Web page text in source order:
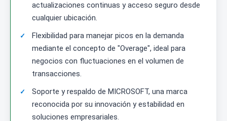
actualizaciones continuas y acceso seguro desde
cualquier ubicación.
Flexibilidad para manejar picos en la demanda
mediante el concepto de "Overage", ideal para
negocios con fluctuaciones en el volumen de
transacciones.
Soporte y respaldo de MICROSOFT, una marca
reconocida por su innovación y estabilidad en
soluciones empresariales.